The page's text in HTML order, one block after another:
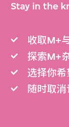
Stay in the
收取M+
探索M+
选择你
随时取消